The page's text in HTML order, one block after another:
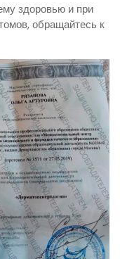
здоровью и при
обращайтесь к